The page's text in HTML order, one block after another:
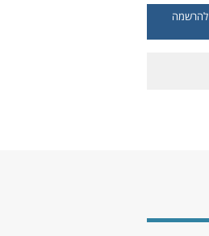
להרשמה